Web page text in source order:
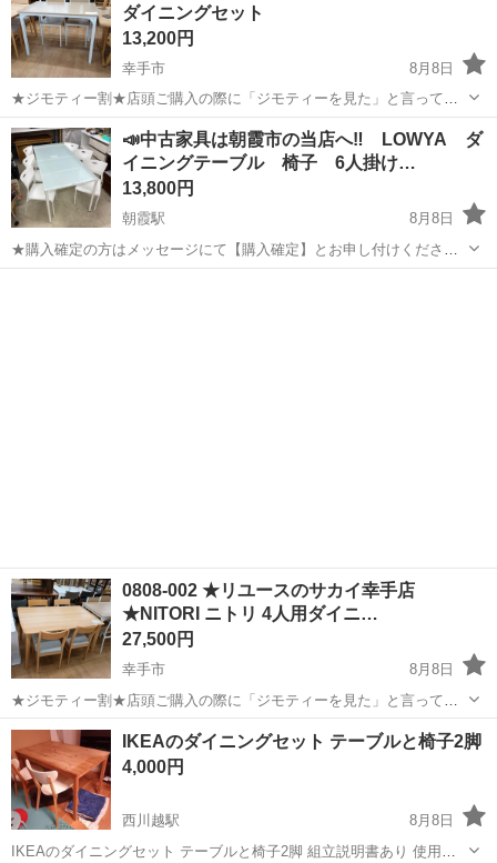
ダイニングセット
13,200円
幸手市
8月8日
★ジモティー割★店頭ご購入の際に「ジモティーを見た」と言ってい
ただくとジモティー限定価格（掲載価格の10%OFF）でご購入が可能
です。 必ずご精算前にスタッフまでお伝えくださいませ。 ---------------
-...
埼玉 幸手市 ダイニングセット サカイ
📣中古家具は朝霞市の当店へ‼️ LOWYA ダ
イニングテーブル 椅子 6人掛け…
13,800円
朝霞駅
8月8日
★購入確定の方はメッセージにて【購入確定】とお申し付けくださ
い。または【お電話】を頂けましたら優先的にご案内させて頂きます
0808-002 ★リユースのサカイ幸手店
★NITORI ニトリ 4人用ダイニ…
27,500円
幸手市
8月8日
★ジモティー割★店頭ご購入の際に「ジモティーを見た」と言ってい
ただくとジモティー限定価格（掲載価格の10%OFF）でご購入が可能
です。 必ずご精算前にスタッフまでお伝えくださいませ。 ---------------
-...
埼玉 幸手市 ダイニングセット サカイ
IKEAのダイニングセット テーブルと椅子2脚
4,000円
西川越駅
8月8日
IKEAのダイニングセット テーブルと椅子2脚 組立説明書あり 使用し